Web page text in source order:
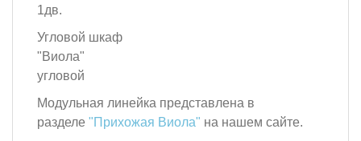
1дв.
Угловой шкаф
"Виола"
угловой
Модульная линейка представлена в
разделе "Прихожая Виола" на нашем сайте.